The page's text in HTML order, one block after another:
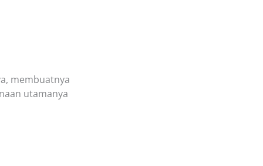
membuatnya
utamanya